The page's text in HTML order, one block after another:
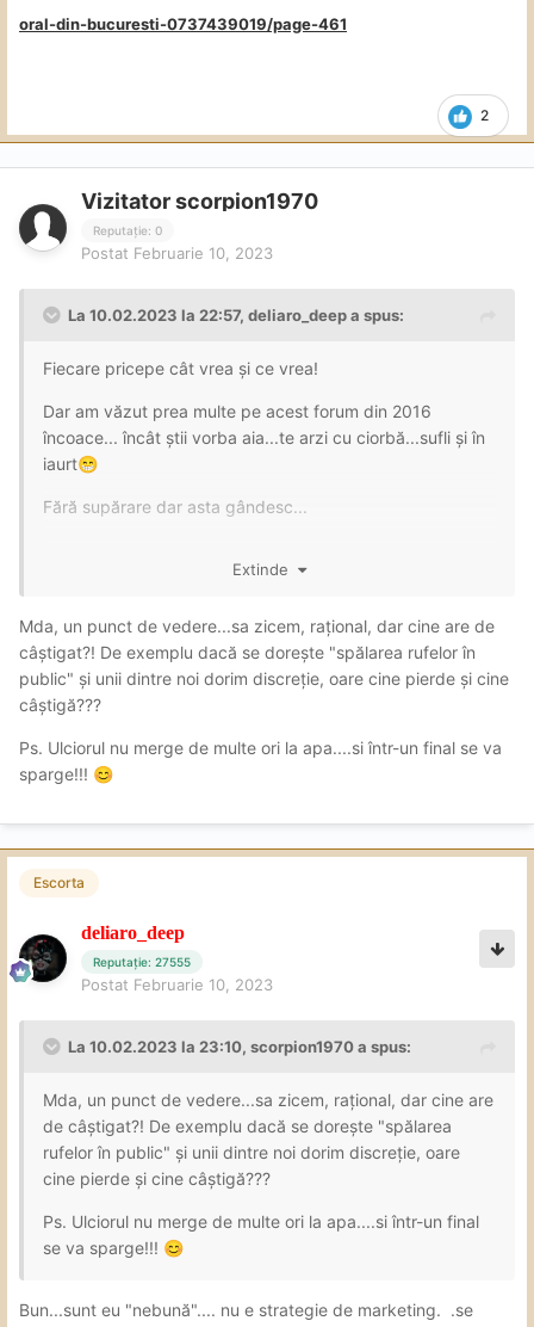
2
oral-din-bucuresti-0737439019/page-461
Vizitator scorpion1970
Reputație: 0
Postat Februarie 10, 2023
La 10.02.2023 la 22:57, deliaro_deepa spus:
Fiecare pricepe cât vrea și ce vrea!
Dar am văzut prea multe pe acest forum din 2016
încoace... încât știi vorba aia...te arzi cu ciorbă...sufli și în
iaurt😁
Fără supărare dar asta gândesc...
trebuie sa aveti un abonament Premium. Click
AICI pentru UPGRADE
Extinde
Mda, un punct de vedere...sa zicem, rațional, dar cine are de
câștigat?! De exemplu dacă se dorește "spălarea rufelor în
public" și unii dintre noi dorim discreție, oare cine pierde și cine
câștigă???
Ps. Ulciorul nu merge de multe ori la apa....si într-un final se va
sparge!!! 😊
Escorta
deliaro_deep
Reputație: 27555
Postat Februarie 10, 2023
La 10.02.2023 la 23:10, scorpion1970a spus:
Mda, un punct de vedere...sa zicem, rațional, dar cine are
de câștigat?! De exemplu dacă se dorește "spălarea
rufelor în public" și unii dintre noi dorim discreție, oare
cine pierde și cine câștigă???
Ps. Ulciorul nu merge de multe ori la apa....si într-un final
se va sparge!!! 😊
Bun...sunt eu "nebună".... nu e strategie de marketing. .se